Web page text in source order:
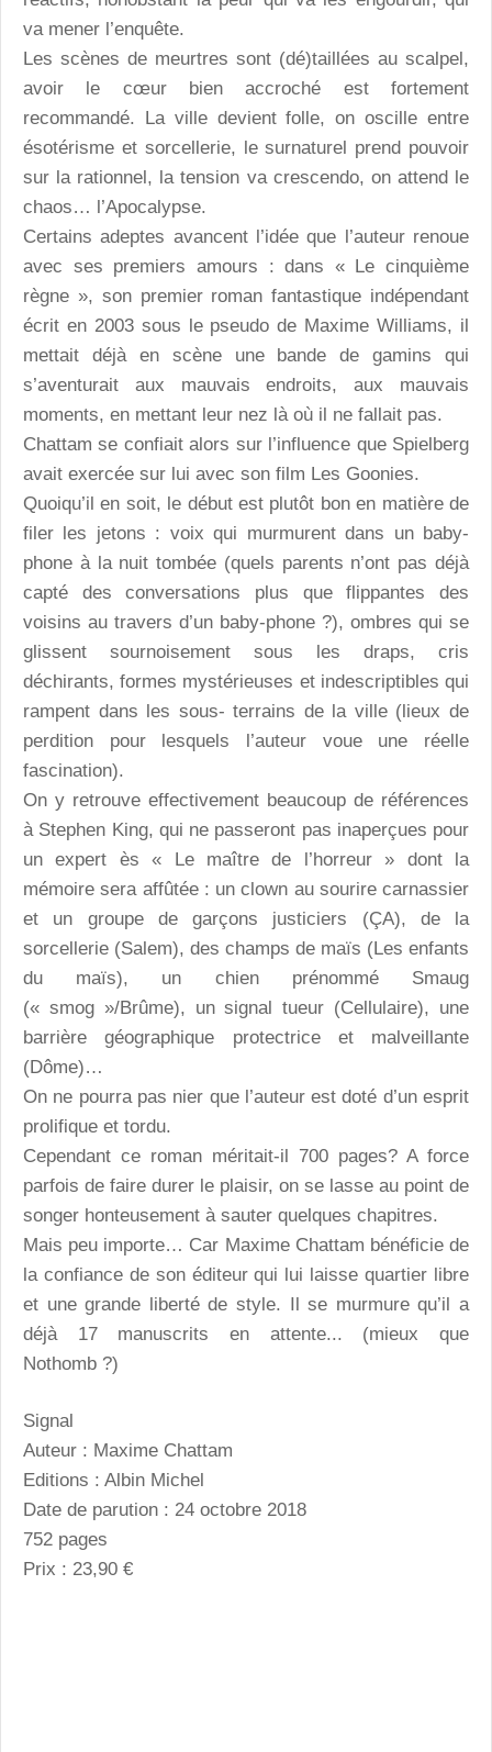
va mener l’enquête.
Les scènes de meurtres sont (dé)taillées au scalpel,
avoir le cœur bien accroché est fortement
recommandé. La ville devient folle, on oscille entre
ésotérisme et sorcellerie, le surnaturel prend pouvoir
sur la rationnel, la tension va crescendo, on attend le
chaos… l’Apocalypse.
Certains adeptes avancent l’idée que l’auteur renoue
avec ses premiers amours : dans « Le cinquième
règne », son premier roman fantastique indépendant
écrit en 2003 sous le pseudo de Maxime Williams, il
mettait déjà en scène une bande de gamins qui
s’aventurait aux mauvais endroits, aux mauvais
moments, en mettant leur nez là où il ne fallait pas.
Chattam se confiait alors sur l’influence que Spielberg
avait exercée sur lui avec son film Les Goonies.
Quoiqu’il en soit, le début est plutôt bon en matière de
filer les jetons : voix qui murmurent dans un baby-
phone à la nuit tombée (quels parents n’ont pas déjà
capté des conversations plus que flippantes des
voisins au travers d’un baby-phone ?), ombres qui se
glissent sournoisement sous les draps, cris
déchirants, formes mystérieuses et indescriptibles qui
rampent dans les sous- terrains de la ville (lieux de
perdition pour lesquels l’auteur voue une réelle
fascination).
On y retrouve effectivement beaucoup de références
à Stephen King, qui ne passeront pas inaperçues pour
un expert ès « Le maître de l’horreur » dont la
mémoire sera affûtée : un clown au sourire carnassier
et un groupe de garçons justiciers (ÇA), de la
sorcellerie (Salem), des champs de maïs (Les enfants
du maïs), un chien prénommé Smaug
(« smog »/Brûme), un signal tueur (Cellulaire), une
barrière géographique protectrice et malveillante
(Dôme)…
On ne pourra pas nier que l’auteur est doté d’un esprit
prolifique et tordu.
Cependant ce roman méritait-il 700 pages? A force
parfois de faire durer le plaisir, on se lasse au point de
songer honteusement à sauter quelques chapitres.
Mais peu importe… Car Maxime Chattam bénéficie de
la confiance de son éditeur qui lui laisse quartier libre
et une grande liberté de style. Il se murmure qu’il a
déjà 17 manuscrits en attente... (mieux que
Nothomb ?)
Signal
Auteur : Maxime Chattam
Editions : Albin Michel
Date de parution : 24 octobre 2018
752 pages
Prix : 23,90 €